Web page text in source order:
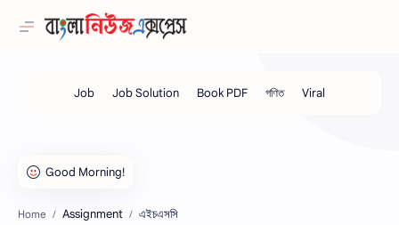
Home Assignment এইচএসসি